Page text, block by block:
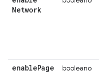
Network
enablePage booleano